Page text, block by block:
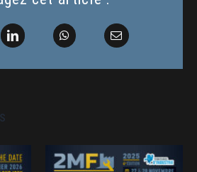
LinkedIn WhatsAppEmail